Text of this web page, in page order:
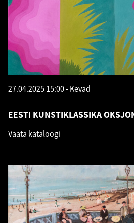
EESTI KUNSTIKLASSIKA
27.04.2025 15:00 Kevad
Vaata kataloogi